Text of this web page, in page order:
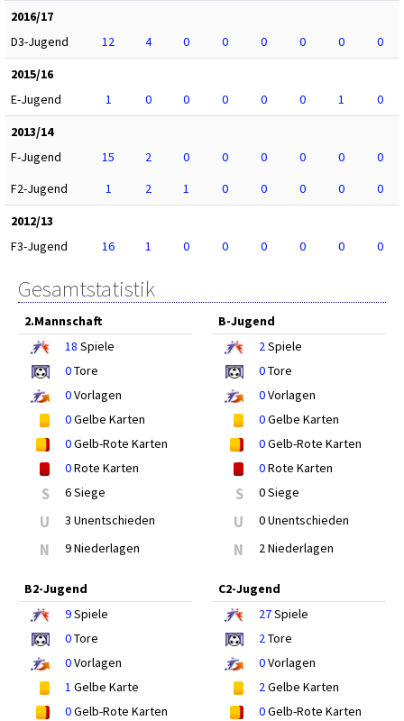
2016/17
D3-Jugend
12 4 0 0 0 0 0
0
2015/16
E-Jugend
1 0 0 0 0 0 1
0
2013/14
F-Jugend
15 2 0 0 0 0 0
0
F2-Jugend
1 2 1 0 0 0 0
0
2012/13
F3-Jugend
16 1 0 0 0 0 0 0
Gesamtstatistik
2.Mannschaft
18 Spiele
0Tore
0Vorlagen
0Gelbe Karten
0Gelb-Rote Karten
0Rote Karten
S 6 Siege
U 3 Unentschieden
N 9 Niederlagen
B-Jugend
2Spiele
0Tore
0Vorlagen
0Gelbe Karten
0Gelb-Rote Karten
0Rote Karten
S 0 Siege
U 0 Unentschieden
N 2 Niederlagen
B2-Jugend
9Spiele
0Tore
0Vorlagen
1 Gelbe Karte
0Gelb-Rote Karten
C2-Jugend
27Spiele
2Tore
0Vorlagen
2Gelbe Karten
0Gelb-Rote Karten